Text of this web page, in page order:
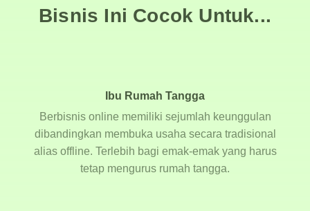
Bisnis Ini Cocok Untuk...
Ibu Rumah Tangga
Berbisnis online memiliki sejumlah keunggulan
dibandingkan membuka usaha secara tradisional
alias offline. Terlebih bagi emak-emak yang harus
tetap mengurus rumah tangga.